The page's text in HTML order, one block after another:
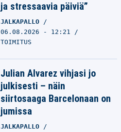
ja stressaavia päiviä”
JALKAPALLO
06.08.2026 - 12:21
TOIMITUS
Julian Alvarez vihjasi jo
julkisesti – näin
siirtosaaga Barcelonaan on
jumissa
JALKAPALLO